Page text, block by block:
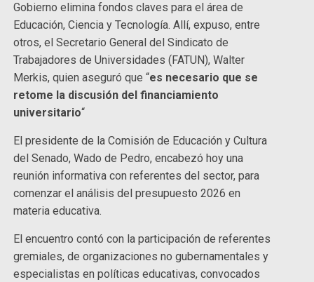
Gobierno elimina fondos claves para el área de
Educación, Ciencia y Tecnología. Allí, expuso, entre
otros, el Secretario General del Sindicato de
Trabajadores de Universidades (FATUN), Walter
Merkis, quien aseguró que “es necesario que se
retome la discusión del financiamiento
universitario“
El presidente de la Comisión de Educación y Cultura
del Senado, Wado de Pedro, encabezó hoy una
reunión informativa con referentes del sector, para
comenzar el análisis del presupuesto 2026 en
materia educativa.
El encuentro contó con la participación de referentes
gremiales, de organizaciones no gubernamentales y
especialistas en políticas educativas, convocados